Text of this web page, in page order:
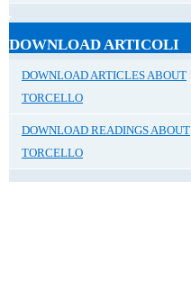
DOWNLOAD ARTICOLI
DOWNLOAD ARTICLES ABOUT
TORCELLO
DOWNLOAD READINGS ABOUT
TORCELLO